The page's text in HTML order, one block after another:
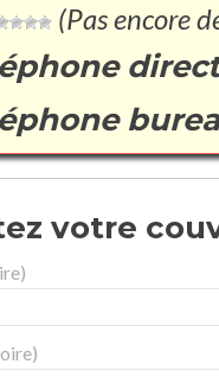
(Pas encore
votre